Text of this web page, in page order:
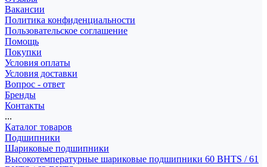
Вакансии
Политика конфиденциальности
Пользовательское соглашение
Помощь
Покупки
Условия оплаты
Условия доставки
Вопрос - ответ
Бренды
Контакты
...
Каталог товаров
Подшипники
Шариковые подшипники
Высокотемпературные шариковые подшипники 60 BHTS / 61